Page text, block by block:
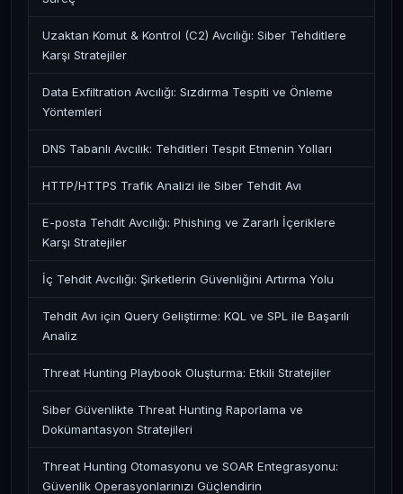
Uzaktan Komut & Kontrol (C2) Avcılığı: Siber Tehditlere
Karşı Stratejiler
Data Exfiltration Avcılığı: Sızdırma Tespiti ve Önleme
Yöntemleri
DNS Tabanlı Avcılık: Tehditleri Tespit Etmenin Yolları
HTTP/HTTPS Trafik Analizi ile Siber Tehdit Avı
E-posta Tehdit Avcılığı: Phishing ve Zararlı İçeriklere
Karşı Stratejiler
İç Tehdit Avcılığı: Şirketlerin Güvenliğini Artırma Yolu
Tehdit Avı için Query Geliştirme: KQL ve SPL ile Başarılı
Analiz
Threat Hunting Playbook Oluşturma: Etkili Stratejiler
Siber Güvenlikte Threat Hunting Raporlama ve
Dokümantasyon Stratejileri
Threat Hunting Otomasyonu ve SOAR Entegrasyonu:
Güvenlik Operasyonlarınızı Güçlendirin